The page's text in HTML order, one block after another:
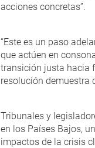
acciones concretas”.
“Este es un paso
que actúen en
transición justa hacia
resolución demuestra
Tribunales y
en los Países Bajos,
impactos de la crisis